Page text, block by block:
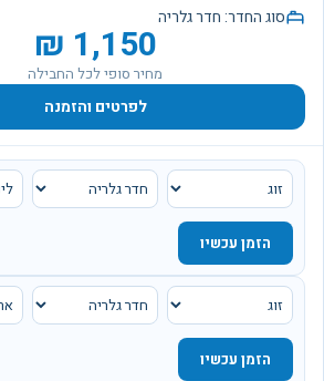
סוג החדר:חדר גלריה
1,150
₪
מחיר סופי לכל החבילה
לפרטים והזמנה
הזמן עכשיו
הזמן עכשיו